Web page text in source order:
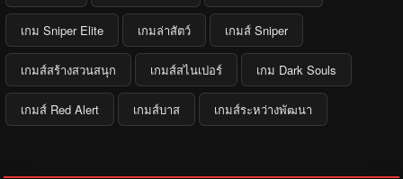
เกม Sniper Elite เกมล่าสัตว์ เกมส์ Sniper
เกมส์สร้างสวนสนุก เกมส์สไนเปอร์ เกม Dark Souls
เกมส์ Red Alert เกมส์บาส เกมส์ระหว่างพัฒนา